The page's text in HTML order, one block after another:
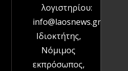
λογιστηρίου:
info@laosnews.gr
Ιδιοκτήτης,
Νόμιμος
εκπρόσωπος,